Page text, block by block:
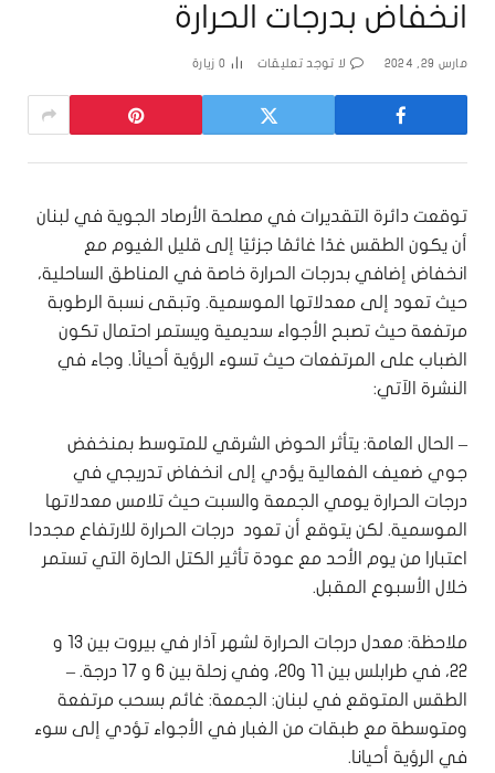
انخفاض بدرجات الحرارة
مارس 29, 2024 لا توجد تعليقات 0 زيارة
توقعت دائرة التقديرات في مصلحة الأرصاد الجوية في لبنان
أن يكون الطقس غدًا غائمًا جزئيًا إلى قليل الغيوم مع
انخفاض إضافي بدرجات الحرارة خاصة في المناطق الساحلية،
حيث تعود إلى معدلاتها الموسمية. وتبقى نسبة الرطوبة
مرتفعة حيث تصبح الأجواء سديمية ويستمر احتمال تكون
الضباب على المرتفعات حيث تسوء الرؤية أحيانًا. وجاء في
النشرة الآتي:
– الحال العامة: يتأثر الحوض الشرقي للمتوسط بمنخفض
جوي ضعيف الفعالية يؤدي إلى انخفاض تدريجي في
درجات الحرارة يومي الجمعة والسبت حيث تلامس معدلاتها
الموسمية. لكن يتوقع أن تعود درجات الحرارة للارتفاع مجددا
اعتبارا من يوم الأحد مع عودة تأثير الكتل الحارة التي تستمر
خلال الأسبوع المقبل.
ملاحظة: معدل درجات الحرارة لشهر آذار في بيروت بين 13 و
22، في طرابلس بين 11 و20، وفي زحلة بين 6 و 17 درجة. –
الطقس المتوقع في لبنان: الجمعة: غائم بسحب مرتفعة
ومتوسطة مع طبقات من الغبار في الأجواء تؤدي إلى سوء
في الرؤية أحيانا.